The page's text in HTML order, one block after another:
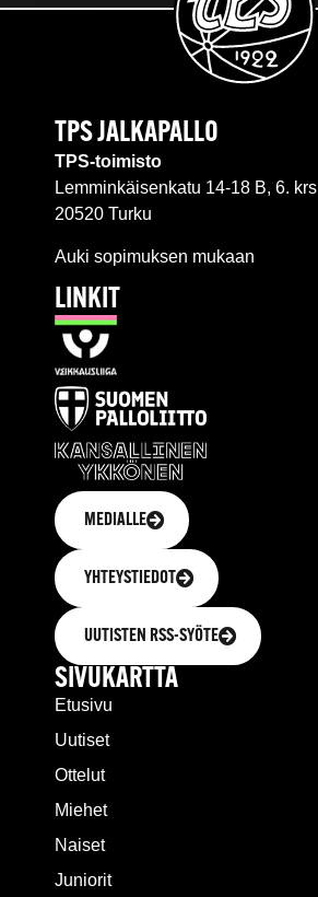
TPS JALKAPALLO
TPS-toimisto
Lemminkäisenkatu 14-18 B, 6. krs
20520 Turku
Auki sopimuksen mukaan
LINKIT
MEDIALLE
YHTEYSTIEDOT
UUTISTEN RSS-SYÖTE
SIVUKARTTA
Etusivu
Uutiset
Ottelut
Miehet
Naiset
Juniorit